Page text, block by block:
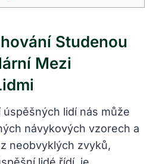
Studenou
Mezi
lidí nás může
návykových vzorech a
neobvyklých zvyků,